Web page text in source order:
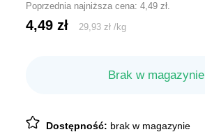
Poprzednia najniższa cena:4,49zł.
4,49zł 29,93zł /kg
Brak w magazynie
Dostępność: brak w magazynie